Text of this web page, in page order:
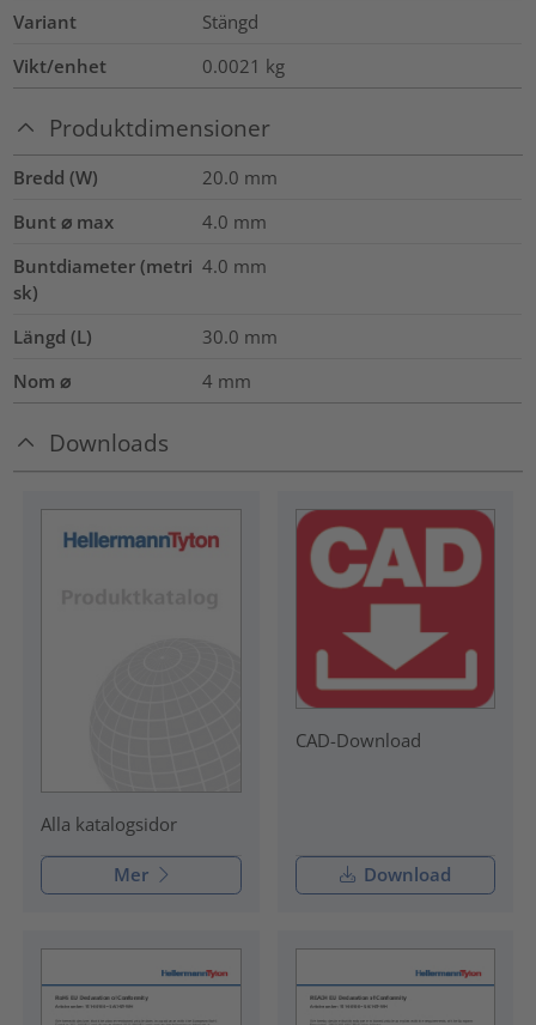
Variant
Stängd
Vikt/enhet
0.0021 kg
Produktdimensioner
Bredd (W) 20.0 mm
Bunt ⌀ max
4.0 mm
Buntdiameter (metri
sk)
4.0 mm
Längd (L) 30.0 mm
Nom ⌀
4 mm
Downloads
Alla katalogsidor
Mer
CAD-Download
Download